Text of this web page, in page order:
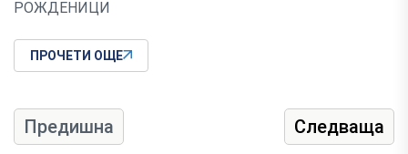
РОЖДЕНИЦИ
ПРОЧЕТИ ОЩЕ
Предишна Следваща